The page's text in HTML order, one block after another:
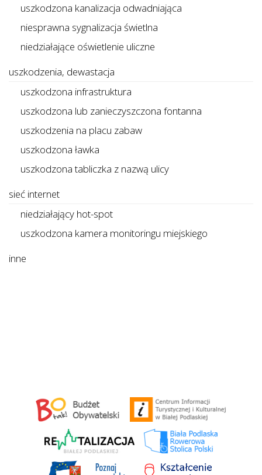
uszkodzona kanalizacja odwadniająca
niesprawna sygnalizacja świetlna
niedziałające oświetlenie uliczne
uszkodzenia, dewastacja
uszkodzona infrastruktura
uszkodzona lub zanieczyszczona fontanna
uszkodzenia na placu zabaw
uszkodzona ławka
uszkodzona tabliczka z nazwą ulicy
sieć internet
niedziałający hot-spot
uszkodzona kamera monitoringu miejskiego
inne